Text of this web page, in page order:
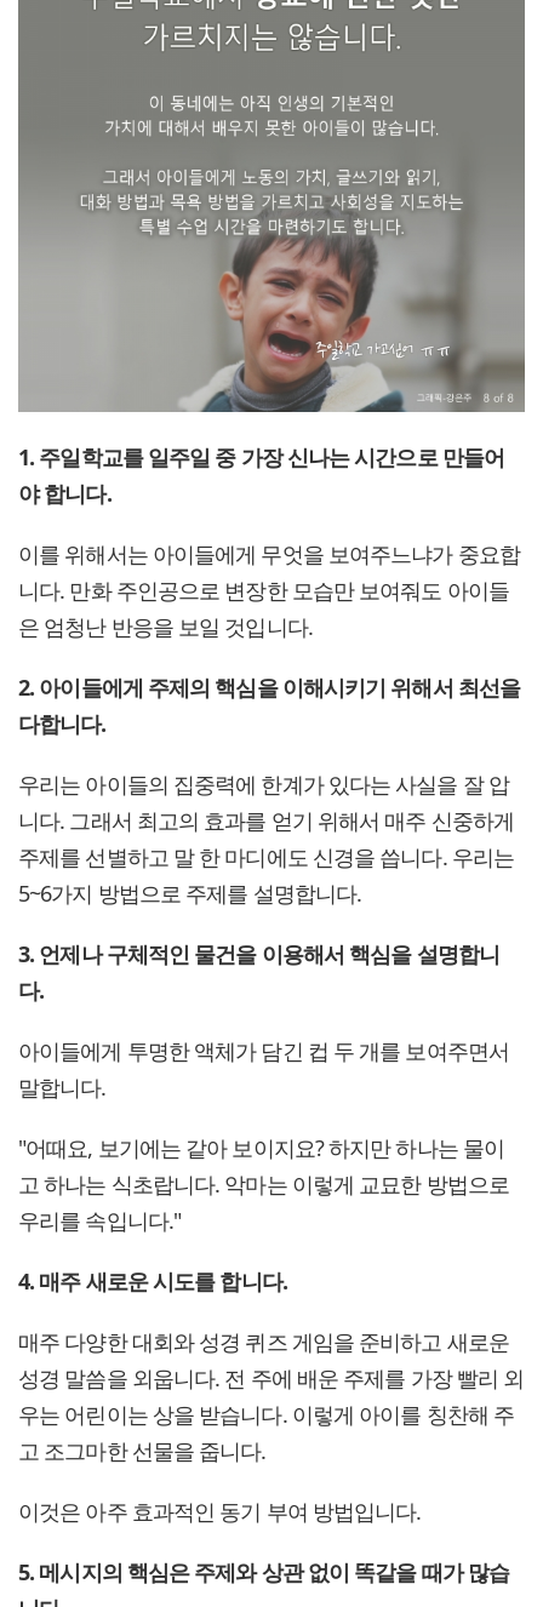
1. 주일학교를 일주일 중 가장 신나는 시간으로 만들어
야 합니다.
이를 위해서는 아이들에게 무엇을 보여주느냐가 중요합
니다. 만화 주인공으로 변장한 모습만 보여줘도 아이들
은 엄청난 반응을 보일 것입니다.
2. 아이들에게 주제의 핵심을 이해시키기 위해서 최선을
다합니다.
우리는 아이들의 집중력에 한계가 있다는 사실을 잘 압
니다. 그래서 최고의 효과를 얻기 위해서 매주 신중하게
주제를 선별하고 말 한 마디에도 신경을 씁니다. 우리는
5~6가지 방법으로 주제를 설명합니다.
3. 언제나 구체적인 물건을 이용해서 핵심을 설명합니
다.
아이들에게 투명한 액체가 담긴 컵 두 개를 보여주면서
말합니다.
"어때요, 보기에는 같아 보이지요? 하지만 하나는 물이
고 하나는 식초랍니다. 악마는 이렇게 교묘한 방법으로
우리를 속입니다."
4. 매주 새로운 시도를 합니다.
매주 다양한 대회와 성경 퀴즈 게임을 준비하고 새로운
성경 말씀을 외웁니다. 전 주에 배운 주제를 가장 빨리 외
우는 어린이는 상을 받습니다. 이렇게 아이를 칭찬해 주
고 조그마한 선물을 줍니다.
이것은 아주 효과적인 동기 부여 방법입니다.
5. 메시지의 핵심은 주제와 상관 없이 똑같을 때가 많습